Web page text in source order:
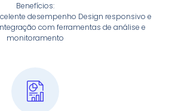
Benefícios:
desempenho Design responsivo e
com ferramentas de análise e
monitoramento